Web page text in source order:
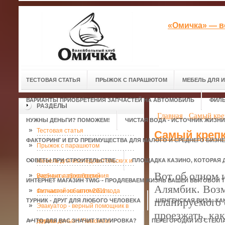
«Омичка» —
ТЕСТОВАЯ СТАТЬЯ ПРЫЖОК С ПАРАШЮТОМ МЕБЕЛЬ ДЛЯ
ВАРИАНТЫ ПРИОБРЕТЕНИЯ ЗАПЧАСТЕЙ НА АВТОМОБИЛЬ
НУЖНЫ ДЕНЬГИ? ПОМОЖЕМ! ЧИСТАЯ ВОДА - ИСТОЧНИК ЖИЗНИ
ФАКТОРИНГ И ЕГО ПРЕИМУЩЕСТВА ДЛЯ МАЛОГО И СРЕДНЕГО
СОВЕТЫ ПРИ СТРОИТЕЛЬСТВЕ. ПЛОЩАДКА КАЗИНО, КОТОРАЯ
ИНТЕРНЕТ МАГАЗИН TWIG - ПРОДЛЕВАЕМ ЖИЗНЬ ВАШЕЙ БЫТОВОЙ
ТУРНИК - ДРУГ ДЛЯ ЛЮБОГО ЧЕЛОВЕКА ШЕНГЕНСКАЯ ВИЗА:
А ЧТО ДЛЯ ВАС ЗНАЧИТ ТАТУИРОВКА? ПЕРЕГОРОДКИ ИЗ
РАЗДЕЛЫ
Тестовая статья
Прыжок с парашютом
Мебель для исследовательских и
учебных лабораторий
Варианты приобретения
запчастей на автомобиль
Фильмы и события 2011 года
Эвакуатор - верный помощник в
дороге.
Нужны деньги? Поможем!
Главная Самый
Самый
Вот об одном
Алямбик.
планируемого
проезжать,